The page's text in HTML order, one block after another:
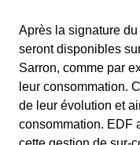
Après la signature
seront disponibles
Sarron, comme par
leur consommation.
de leur évolution et
consommation. EDF